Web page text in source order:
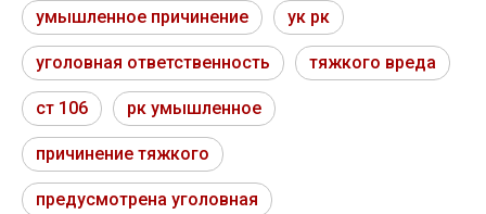
умышленное причинение ук рк
уголовная ответственность тяжкого вреда
ст 106 рк умышленное
причинение тяжкого
предусмотрена уголовная